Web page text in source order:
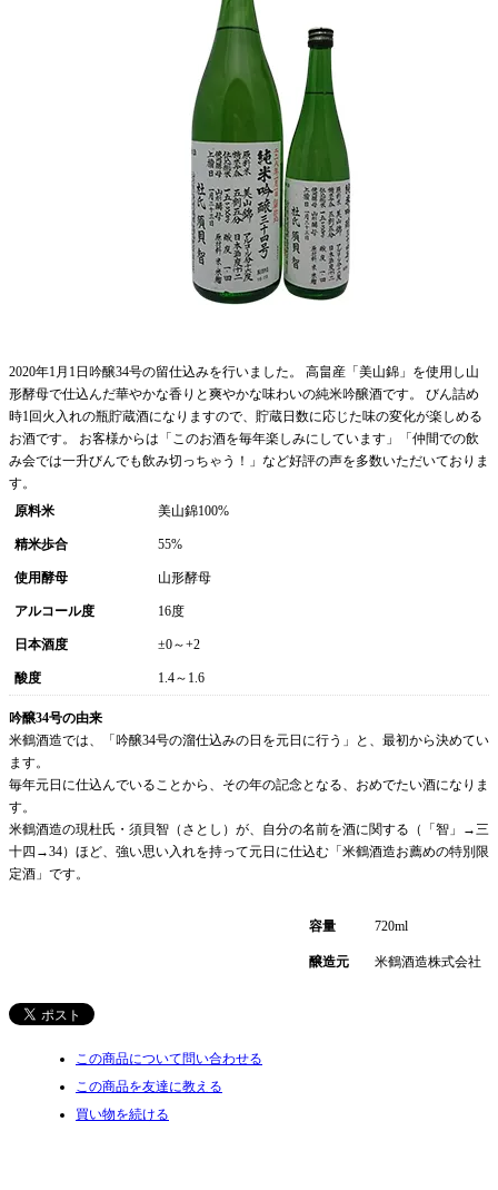
2020年1月1日吟醸34号の留仕込みを行いました。 高畠産「美山錦」を使用し山
形酵母で仕込んだ華やかな香りと爽やかな味わいの純米吟醸酒です。 びん詰め
時1回火入れの瓶貯蔵酒になりますので、貯蔵日数に応じた味の変化が楽しめる
お酒です。 お客様からは「このお酒を毎年楽しみにしています」「仲間での飲
み会では一升びんでも飲み切っちゃう！」など好評の声を多数いただいておりま
す。
原料米
美山錦100%
精米歩合 55%
使用酵母 山形酵母
アルコール度 16度
日本酒度 ±0～+2
酸度 1.4～1.6
吟醸34号の由来
米鶴酒造では、「吟醸34号の溜仕込みの日を元日に行う」と、最初から決めてい
ます。
毎年元日に仕込んでいることから、その年の記念となる、おめでたい酒になりま
す。
米鶴酒造の現杜氏・須貝智（さとし）が、自分の名前を酒に関する（「智」→三
十四→34）ほど、強い思い入れを持って元日に仕込む「米鶴酒造お薦めの特別限
定酒」です。
容量 720ml
醸造元 米鶴酒造株式会社
この商品について問い合わせる
この商品を友達に教える
買い物を続ける